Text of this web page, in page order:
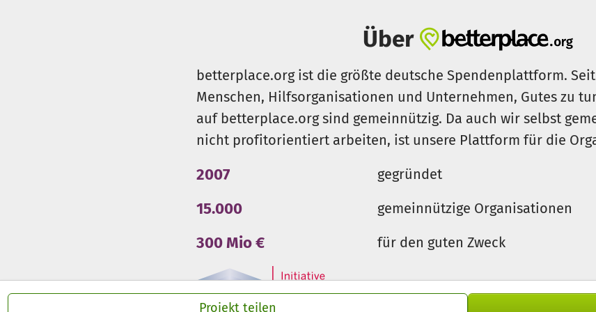
Projekt teilen
Über
betterplace.org ist die größte deutsche Spendenplattform.
Menschen, Hilfsorganisationen und Unternehmen, Gutes zu
auf betterplace.org sind gemeinnützig. Da auch wir selbst
nicht profitorientiert arbeiten, ist unsere Plattform für die
2007 gegründet
15.000 gemeinnützige Organisationen
300 Mio € für den guten Zweck